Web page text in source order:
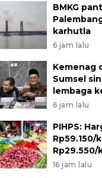
BMKG
karhutla
6 jam lalu
Kemenag
Sumsel
lembaga
6 jam lalu
PIHPS:
Rp59.150/
Rp29.550/
16 jam lalu